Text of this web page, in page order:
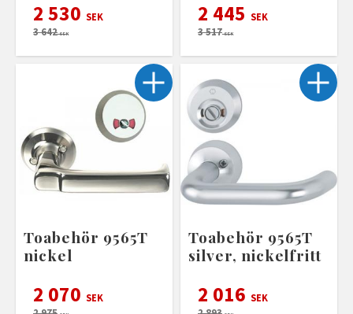
2 530 SEK
3 642SEK
2 445 SEK
3 517SEK
Toabehör 9565T
nickel
2 070 SEK
Toabehör 9565T
silver, nickelfritt
2 016 SEK